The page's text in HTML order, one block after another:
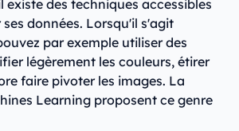
existe des techniques accessibles
données. Lorsqu'il s'agit
par exemple utiliser des
légèrement les couleurs, étirer
faire pivoter les images. La
Learning proposent ce genre